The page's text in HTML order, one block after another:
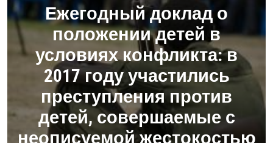
Ежегодный доклад о
положении детей в
условиях конфликта: в
2017 году участились
преступления против
детей, совершаемые с
неописуемой жестокостью